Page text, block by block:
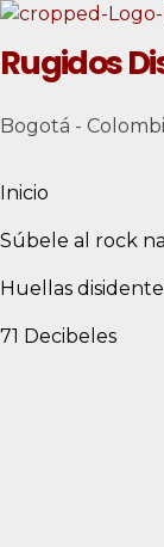
Rugidos
Bogotá -
Inicio
Súbele al rock
Huellas
71 Decibeles